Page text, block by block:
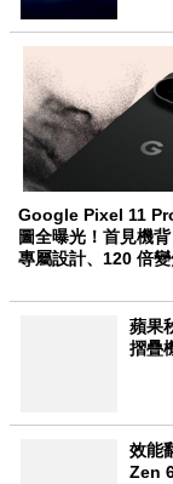
Google Pixel 11
圖全曝光！首見機背
專屬設計、120 倍
蘋果
摺疊
效能
Zen